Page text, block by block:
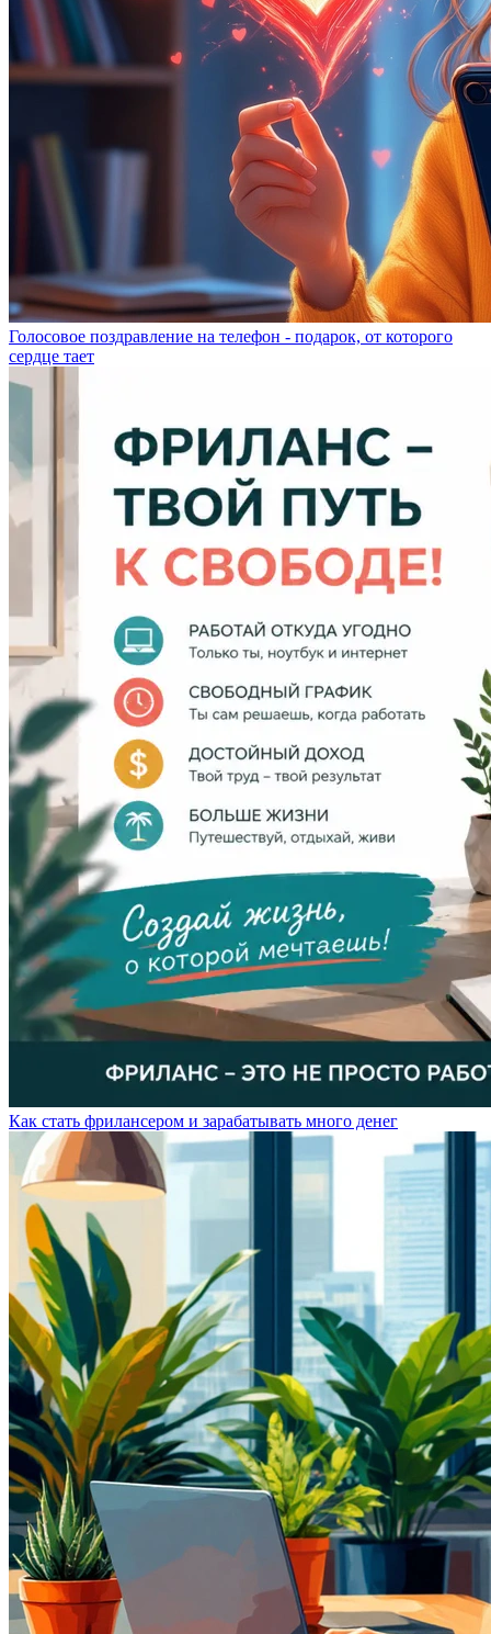
Голосовое поздравление на телефон - подарок, от которого
сердце тает
Как стать фрилансером и зарабатывать много денег